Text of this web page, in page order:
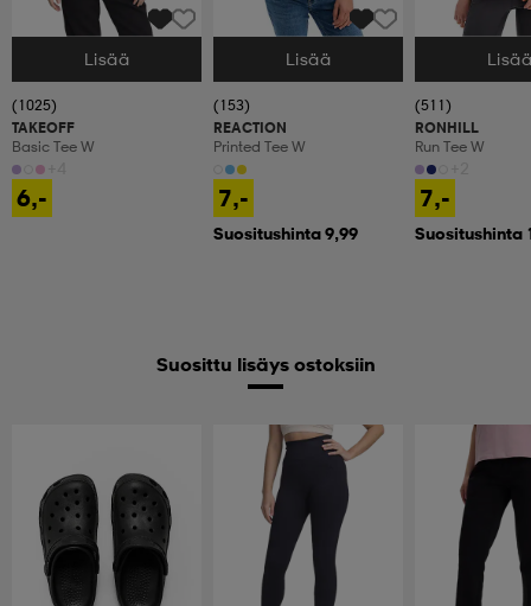
Valitse Koko
Lisää
(1025)
TAKEOFF
Basic Tee W
6,-
Valitse Koko
Lisää
(153)
REACTION
Printed Tee W
7,-
Suositushinta 9,99
Valitse Koko
(511)
RONHILL
Run Tee W
7,-
Suositushinta
Suosittu lisäys ostoksiin